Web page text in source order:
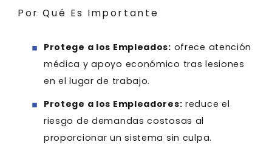
Por Qué Es Importante
Protege a los Empleados: ofrece atención
médica y apoyo económico tras lesiones
en el lugar de trabajo.
Protege a los Empleadores: reduce el
riesgo de demandas costosas al
proporcionar un sistema sin culpa.